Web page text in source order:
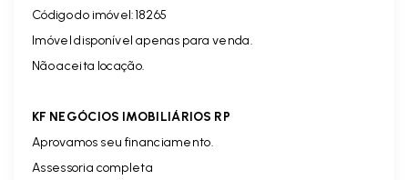
Código do imóvel:18265
Imóvel disponível apenas para venda.
Não aceita locação.
KF NEGÓCIOS IMOBILIÁRIOS RP
Aprovamos seu financiamento.
Assessoria completa